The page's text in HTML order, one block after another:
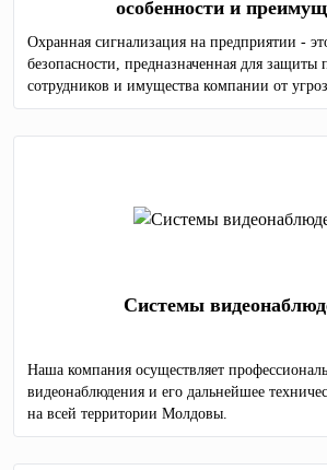
особенности и
Охранная сигнализация на предприятии -
безопасности, предназначенная для защиты
сотрудников и имущества компании от
других нежелательных событий.
Системы
Наша компания осуществляет
видеонаблюдения и его дальнейшее
на всей территории Молдовы.